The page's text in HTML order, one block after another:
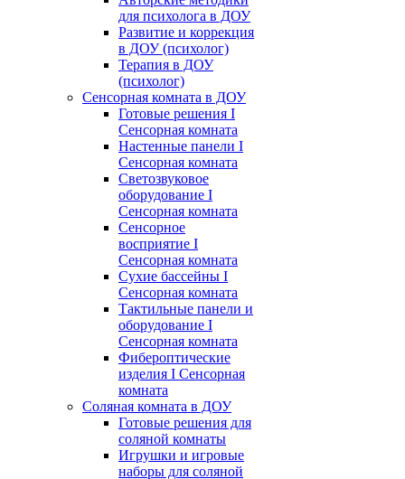
для психолога в ДОУ
Развитие и коррекция
в ДОУ (психолог)
Терапия в ДОУ
(психолог)
Сенсорная комната в ДОУ
Готовые решения I
Сенсорная комната
Настенные панели I
Сенсорная комната
Светозвуковое
оборудование I
Сенсорная комната
Сенсорное
восприятие I
Сенсорная комната
Сухие бассейны I
Сенсорная комната
Тактильные панели и
оборудование I
Сенсорная комната
Фибероптические
изделия I Сенсорная
комната
Соляная комната в ДОУ
Готовые решения для
соляной комнаты
Игрушки и игровые
наборы для соляной